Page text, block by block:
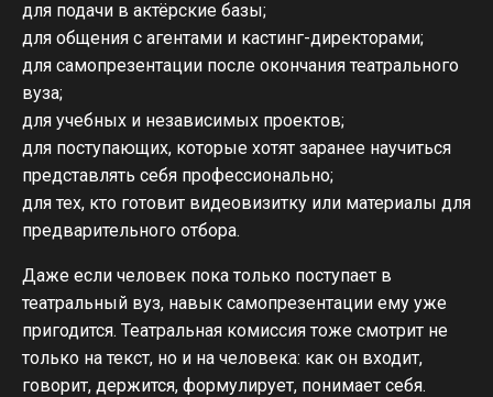
для подачи в актёрские базы;
для общения с агентами и кастинг-директорами;
для самопрезентации после окончания театрального
вуза;
для учебных и независимых проектов;
для поступающих, которые хотят заранее научиться
представлять себя профессионально;
для тех, кто готовит видеовизитку или материалы для
предварительного отбора.
Даже если человек пока только поступает в
театральный вуз, навык самопрезентации ему уже
пригодится. Театральная комиссия тоже смотрит не
только на текст, но и на человека: как он входит,
говорит, держится, формулирует, понимает себя.